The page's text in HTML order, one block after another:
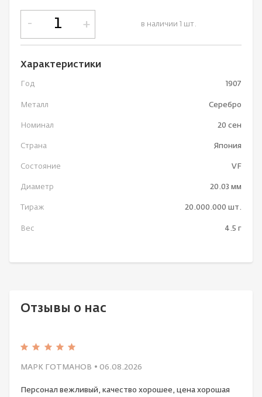
в наличии 1 шт.
- +
Характеристики
Год 1907
Металл Серебро
Номинал 20 сен
Страна Япония
Состояние VF
Диаметр 20.03 мм
Тираж 20.000.000 шт.
Вес 4.5 г
Отзывы о нас
МАРК ГОТМАНОВ • 06.08.2026
Персонал вежливый, качество хорошее, цена хорошая